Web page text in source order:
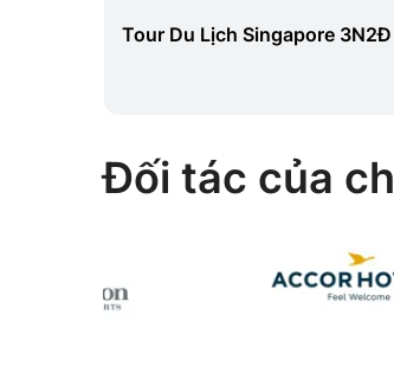
Tour Du Lịch Singapore 3N2Đ
Đối tác của